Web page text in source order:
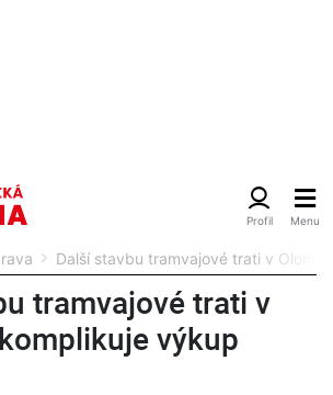
Další stavbu tramvajové trati v
tramvajové trati v
výkup